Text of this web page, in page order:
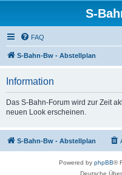
S-
FAQ
S-Bahn-Bw - Abstellplan
Information
Das S-Bahn-Forum wird zur Zeit
neuen Look erscheinen.
S-Bahn-Bw - Abstellplan
Powered by phpBB®
Deutsche